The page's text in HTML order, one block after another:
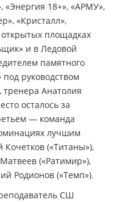
«Энергия 18+», «АРМУ»,
«Кристалл»,
площадках
и в Ледовой
памятного
руководством
тренера Анатолия
осталось за
— команда
лучшим
(«Титаны»),
(«Ратимир»),
Родионов («Темп»).
СШ